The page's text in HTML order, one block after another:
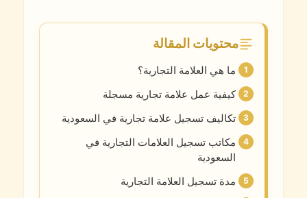
محتويات المقالة
ما هي العلامة التجارية؟
كيفية عمل علامة تجارية مسجلة
تكاليف تسجيل علامة تجارية في السعودية
مكاتب تسجيل العلامات التجارية في
السعودية
مدة تسجيل العلامة التجارية